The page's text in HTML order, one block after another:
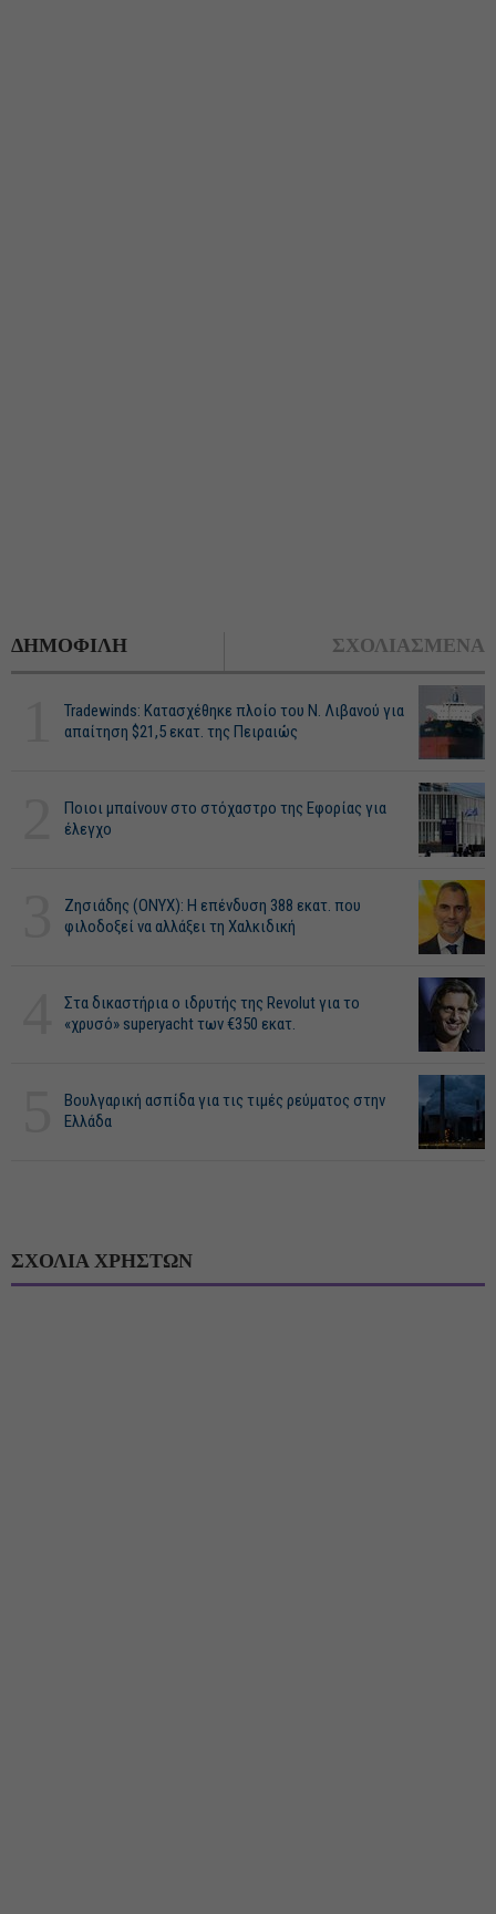
ΔΗΜΟΦΙΛΗ ΣΧΟΛΙΑΣΜΕΝΑ
Tradewinds: Κατασχέθηκε πλοίο του Ν. Λιβανού για
απαίτηση $21,5 εκατ. της Πειραιώς
Ποιοι μπαίνουν στο στόχαστρο της Εφορίας για
έλεγχο
Ζησιάδης (ONYX): Η επένδυση 388 εκατ. που
φιλοδοξεί να αλλάξει τη Χαλκιδική
Στα δικαστήρια ο ιδρυτής της Revolut για το
«χρυσό» superyacht των €350 εκατ.
Βουλγαρική ασπίδα για τις τιμές ρεύματος στην
Ελλάδα
ΣΧΟΛΙΑ ΧΡΗΣΤΩΝ